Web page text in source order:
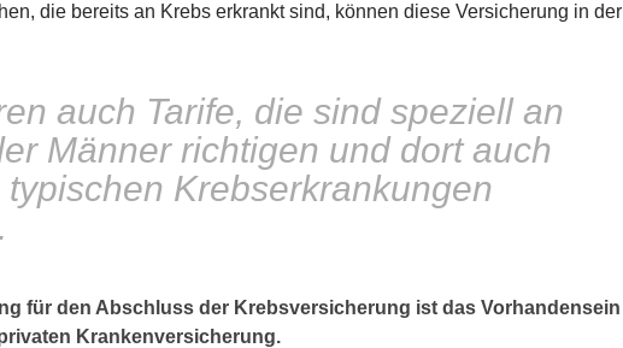
die bereits an Krebs erkrankt sind, können diese Versicherung in der
auch Tarife, die sind speziell an
Männer richtigen und dort auch
Krebserkrankungen
für den Abschluss der Krebsversicherung ist das Vorhandensein
Krankenversicherung.